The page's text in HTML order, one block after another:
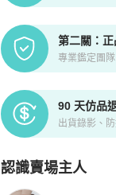
第二關：
專業鑑定團
90 天仿品
出貨錄影、
認識賣場主人
PopChill 拍拍圈嚴選